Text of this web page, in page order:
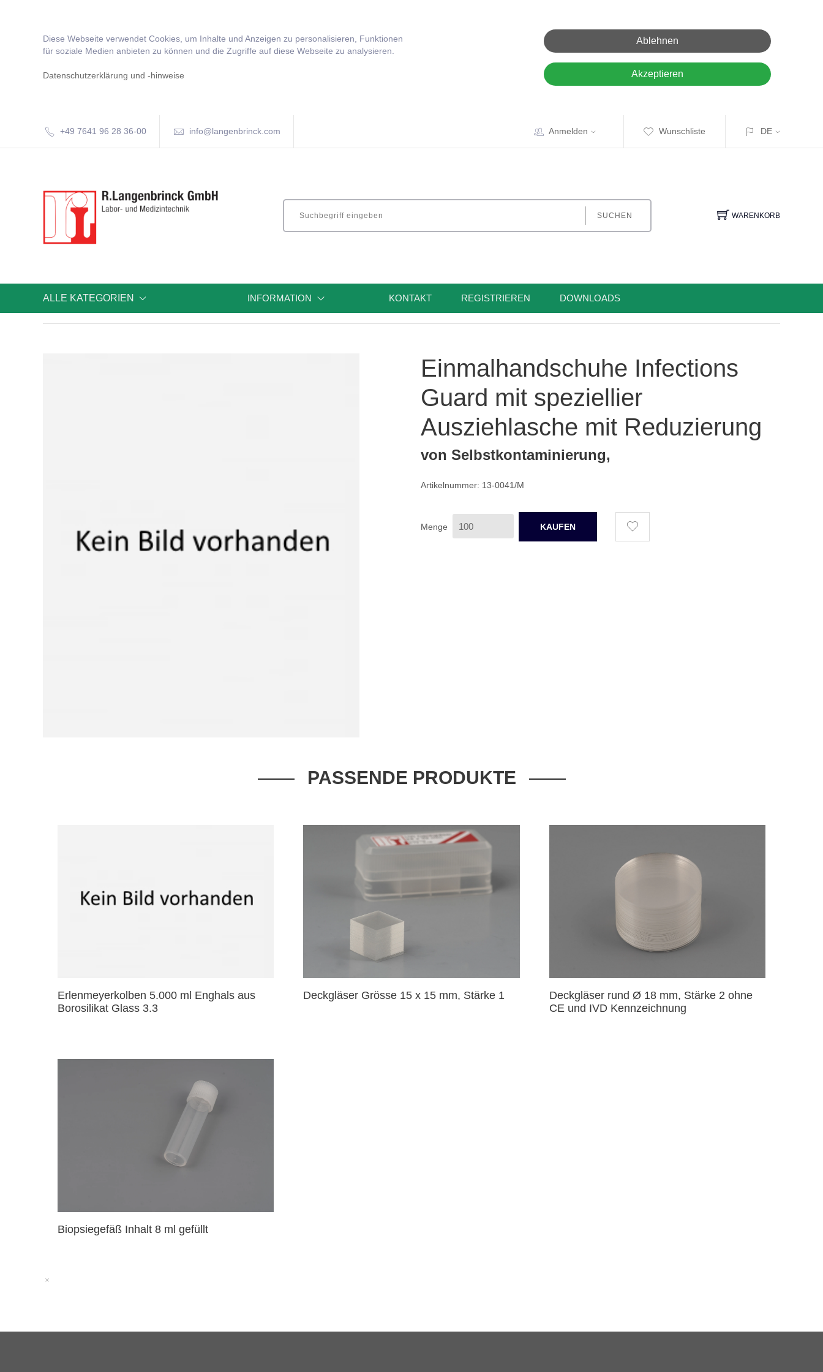
Diese Webseite verwendet Cookies, um Inhalte und Anzeigen zu personalisieren, Funktionen
für soziale Medien anbieten zu können und die Zugriffe auf diese Webseite zu analysieren.
Datenschutzerklärung und -hinweise
Ablehnen
Akzeptieren
+49 7641 96 28 36-00 info@langenbrinck.com Anmelden Wunschliste DE
SUCHEN WARENKORB
ALLE KATEGORIEN INFORMATION KONTAKT REGISTRIEREN DOWNLOADS
Einmalhandschuhe Infections
Guard mit speziellier
Ausziehlasche mit Reduzierung
von Selbstkontaminierung,
Artikelnummer: 13-0041/M
Menge
PASSENDE PRODUKTE
Erlenmeyerkolben 5.000 ml Enghals aus
Borosilikat Glass 3.3
Deckgläser Grösse 15 x 15 mm, Stärke 1
Deckgläser rund Ø 18 mm, Stärke 2 ohne
CE und IVD Kennzeichnung
Biopsiegefäß Inhalt 8 ml gefüllt